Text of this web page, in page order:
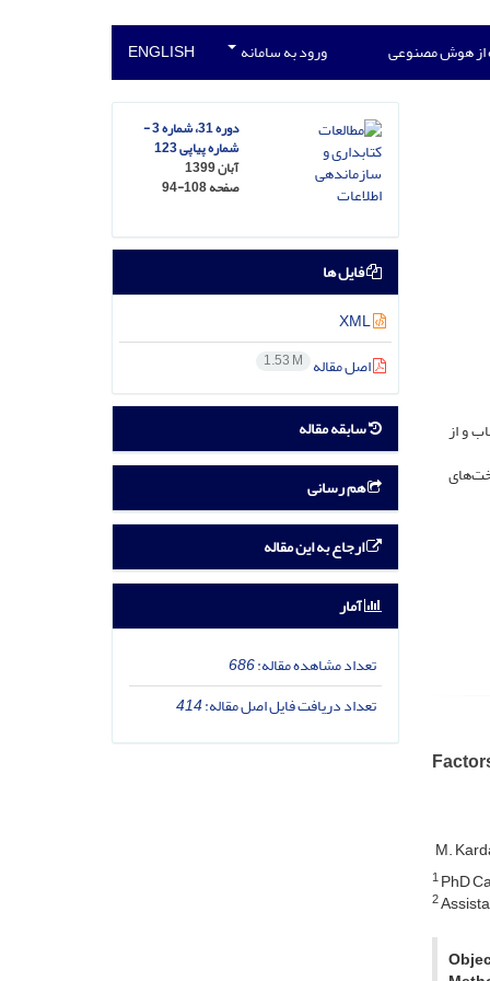
از هوش مصنوعی ورود به سامانه ENGLISH
2019، شانزده مقاله انتخاب و از
M.
1PhD
2
دوره 31، شماره 3 -
شماره پیاپی 123
آبان 1399
صفحه94-108
فایل ها
XML
اصل مقاله 1.53 M
سابقه مقاله
هم رسانی
ارجاع به این مقاله
آمار
تعداد مشاهده مقاله:686
تعداد دریافت فایل اصل مقاله:414